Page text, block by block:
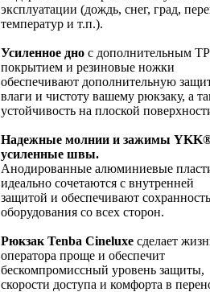
эксплуатации (дождь, снег, град,
температур и т.п.).
Усиленное дно с дополнительным
покрытием и резиновые ножки
обеспечивают дополнительную
влаги и чистоту вашему рюкзаку, а
устойчивость на плоской
Надежные молнии и зажимы
усиленные швы.
Анодированные алюминиевые
идеально сочетаются с внутренней
защитой и обеспечивают сохранность
оборудования со всех сторон.
Рюкзак Tenba Cineluxe сделает
оператора проще и обеспечит
бескомпромиссный уровень защиты,
скорости доступа и комфорта в